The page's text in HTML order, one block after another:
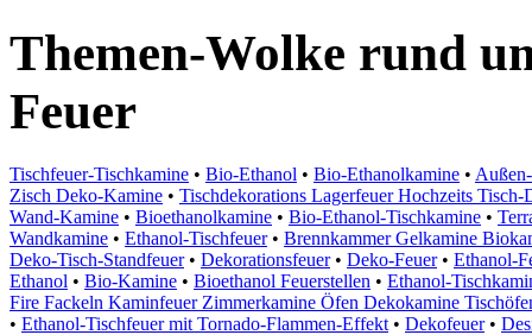
Themen-Wolke rund
Feuer
Tischfeuer-Tischkamine • Bio-Ethanol • Bio-Ethanolkamine •
Zisch Deko-Kamine • Tischdekorations Lagerfeuer Hochzeits
Wand-Kamine • Bioethanolkamine • Bio-Ethanol-Tischkamine •
Wandkamine • Ethanol-Tischfeuer• Brennkammer Gelkamine
Deko-Tisch-Standfeuer• Dekorationsfeuer• Deko-Feuer• Ethanol-
Ethanol • Bio-Kamine • Bioethanol Feuerstellen • Ethanol-
Fire Fackeln Kaminfeuer Zimmerkamine Öfen Dekokamine
• Ethanol-Tischfeuer mit Tornado-Flammen-Effekt • Dekofeuer•